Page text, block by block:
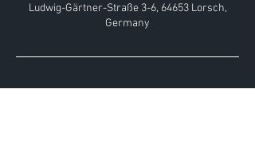
Ludwig-Gärtner-Straße 3-6, 64653 Lorsch,
Germany